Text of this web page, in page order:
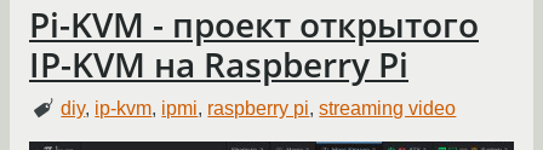
Pi-KVM - проект открытого
IP-KVM на Raspberry Pi
diy, ip-kvm, ipmi, raspberry pi,streaming video